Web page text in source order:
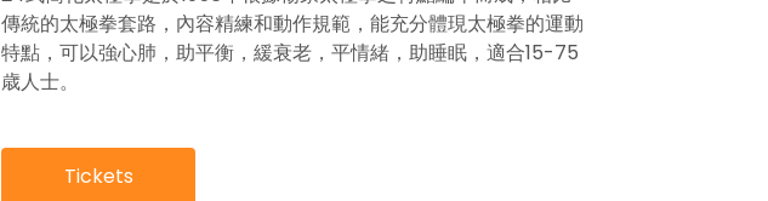
傳統的太極拳套路，內容精練和動作規範，能充分體現太極拳的運動
特點，可以強心肺，助平衡，緩衰老，平情緒，助睡眠，適合15-75
歳人士。
Tickets